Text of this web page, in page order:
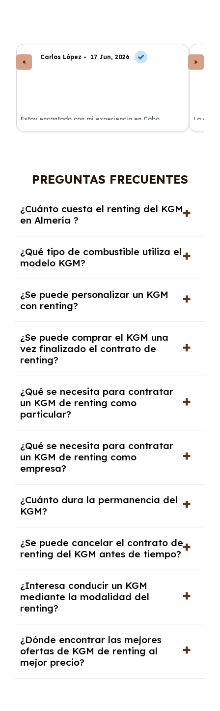
Carlos López - 17 Jun, 2026
Estoy encantado con mi experiencia en Cabo
Renting. El coche llegó en perfectas condiciones y sin
La
de
PREGUNTAS FRECUENTES
¿Cuánto cuesta el renting del KGM
en Almería ?
Almería es de 319€ a 909€ al mes.
¿Qué tipo de combustible utiliza el
modelo KGM?
¿Se puede personalizar un KGM
con renting?
opciones y equipamiento adicional, siempre y
cuando lo pactes con la empresa de renting.
¿Se puede comprar el KGM una
vez finalizado el contrato de
renting?
renting se puede adquirir el coche. En este
caso tendrán que analizar los años, la
cantidad de kilómetros recorridos y el coste
del mercado actual.
¿Qué se necesita para contratar
un KGM de renting como
particular?
y, en algunos casos, una consulta de solvencia
crediticia y un pago inicial.
¿Qué se necesita para contratar
un KGM de renting como
empresa?
documentación financiera y, en algunos
casos, un informe de solvencia de la empresa
y un pago inicial.
¿Cuánto dura la permanencia del
KGM?
renting, que normalmente varía entre 2 y 5
años.
¿Se puede cancelar el contrato de
renting del KGM antes de tiempo?
pero puede haber penalizaciones por
cancelación anticipada. Es importante revisar
las condiciones del contrato y hablar con un
experto que te asesore.
¿Interesa conducir un KGM
mediante la modalidad del
renting?
cuota fija mensual, sin preocuparte de
mantenimiento, seguro o depreciación, y si te
gusta cambiar de coche cada pocos años.
¿Dónde encontrar las mejores
ofertas de KGM de renting al
mejor precio?